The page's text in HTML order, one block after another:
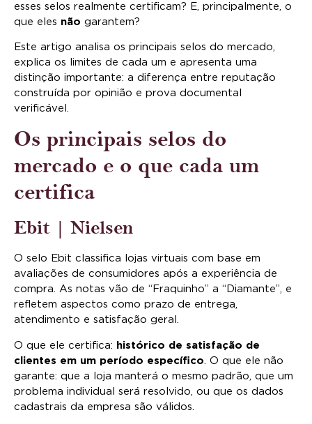
esses selos realmente certificam? E, principalmente, o
que eles não garantem?
Este artigo analisa os principais selos do mercado,
explica os limites de cada um e apresenta uma
distinção importante: a diferença entre reputação
construída por opinião e prova documental
verificável.
Os principais selos do
mercado e o que cada um
certifica
Ebit | Nielsen
O selo Ebit classifica lojas virtuais com base em
avaliações de consumidores após a experiência de
compra. As notas vão de “Fraquinho” a “Diamante”, e
refletem aspectos como prazo de entrega,
atendimento e satisfação geral.
O que ele certifica: histórico de satisfação de
clientes em um período específico . O que ele não
garante: que a loja manterá o mesmo padrão, que um
problema individual será resolvido, ou que os dados
cadastrais da empresa são válidos.